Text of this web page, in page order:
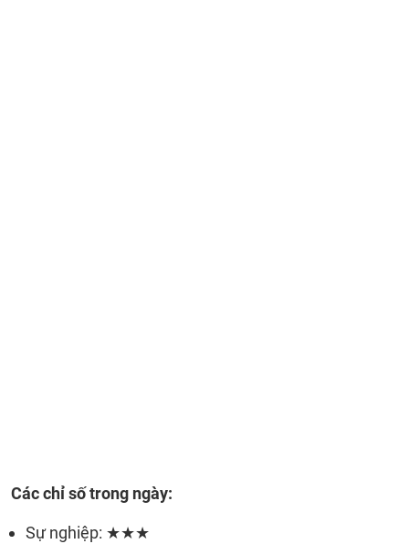
Các chỉ số trong ngày:
Sự nghiệp: ★★★